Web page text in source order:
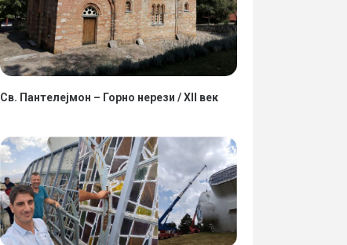
Св. Пантелејмон – Горно нерези / XII век